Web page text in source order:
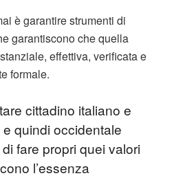
è garantire strumenti di
garantiscono che quella
effettiva, verificata e
formale.
cittadino italiano e
quindi occidentale
fare propri quei valori
l’essenza